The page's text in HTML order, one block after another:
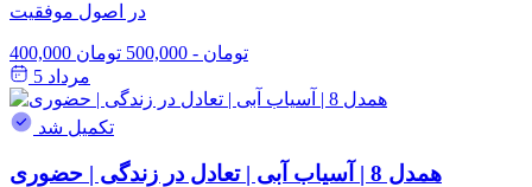
در اصول موفقیت
400,000 تومان - 500,000 تومان
مرداد 5
تکمیل شد
همدل 8 | آسیاب آبی | تعادل در زندگی | حضوری